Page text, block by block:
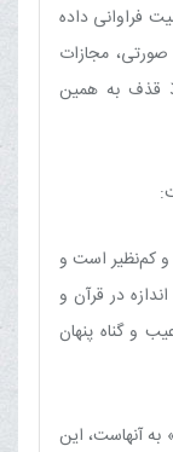
فراوانی داده
مجازات
قذف به همین
و كم‌نظیر است و
در قرآن و
و گناه پنهان
آنهاست، این